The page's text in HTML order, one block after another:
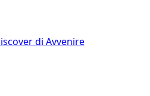
di Avvenire